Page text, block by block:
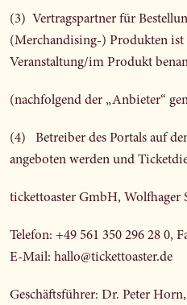
(3) Vertragspartner für
(Merchandising-) Produkten ist
Veranstaltung/im Produkt
(nachfolgend der „Anbieter“
(4) Betreiber des Portals auf
angeboten werden und
tickettoaster GmbH, Wolfhager
Telefon: +49 561 350 296 28 0,
E-Mail: hallo@tickettoaster.de
Geschäftsführer: Dr. Peter